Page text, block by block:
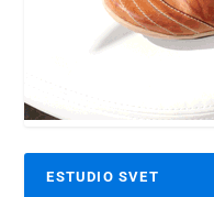
ESTUDIO SVET